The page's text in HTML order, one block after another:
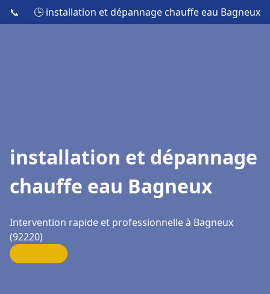
📞 🕒 installation et dépannage chauffe eau Bagneux
installation et dépannage
chauffe eau Bagneux
Intervention rapide et professionnelle à Bagneux
(92220)